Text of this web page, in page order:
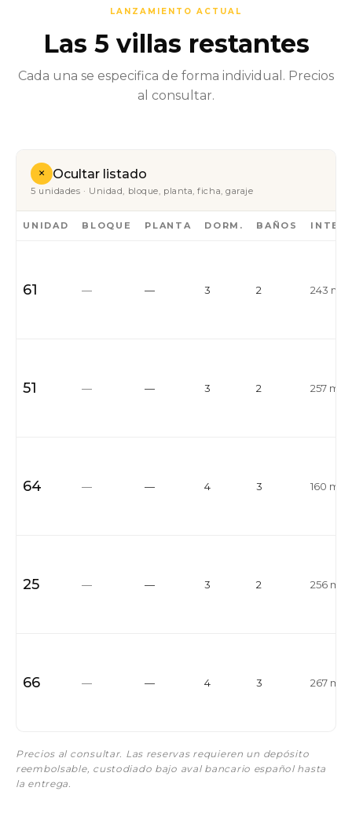
LANZAMIENTO ACTUAL
Las 5 villas restantes
Cada una se especifica de forma individual. Precios
al consultar.
+Ocultar listado
5 unidades · Unidad, bloque, planta, ficha, garaje
UNIDAD BLOQUE PLANTA DORM. BAÑOS
61 — — 3 2 243 m²
51 — — 3 2 257 m²
64 — — 4 3 160 m²
25 — — 3 2 256 m²
66 — — 4 3 267 m²
Precios al consultar. Las reservas requieren un depósito
reembolsable, custodiado bajo aval bancario español hasta
la entrega.